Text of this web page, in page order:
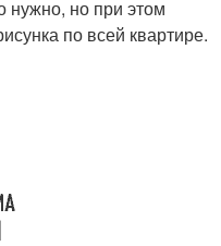
нужно, но при этом
по всей квартире.